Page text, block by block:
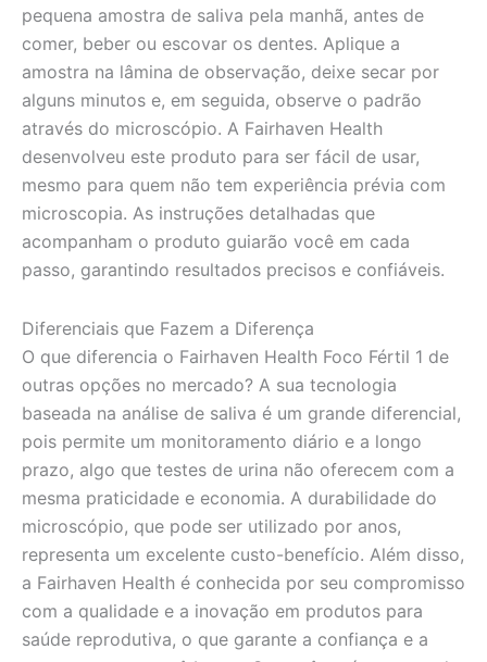
pequena amostra de saliva pela manhã, antes de
comer, beber ou escovar os dentes. Aplique a
amostra na lâmina de observação, deixe secar por
alguns minutos e, em seguida, observe o padrão
através do microscópio. A Fairhaven Health
desenvolveu este produto para ser fácil de usar,
mesmo para quem não tem experiência prévia com
microscopia. As instruções detalhadas que
acompanham o produto guiarão você em cada
passo, garantindo resultados precisos e confiáveis.
Diferenciais que Fazem a Diferença
O que diferencia o Fairhaven Health Foco Fértil 1 de
outras opções no mercado? A sua tecnologia
baseada na análise de saliva é um grande diferencial,
pois permite um monitoramento diário e a longo
prazo, algo que testes de urina não oferecem com a
mesma praticidade e economia. A durabilidade do
microscópio, que pode ser utilizado por anos,
representa um excelente custo-benefício. Além disso,
a Fairhaven Health é conhecida por seu compromisso
com a qualidade e a inovação em produtos para
saúde reprodutiva, o que garante a confiança e a